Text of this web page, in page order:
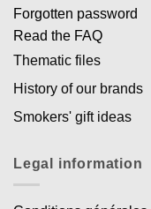
Forgotten password
Read the FAQ
Thematic files
History of our brands
Smokers' gift ideas
Legal information